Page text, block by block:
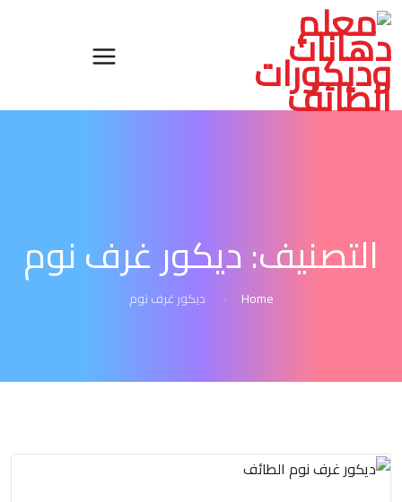
التصنيف:ديكور غرف نوم
Home ديكور غرف نوم